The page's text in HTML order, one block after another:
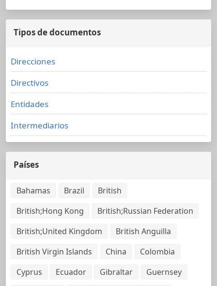
Tipos de documentos
Direcciones
Directivos
Entidades
Intermediarios
Países
Bahamas Brazil
British
British;Hong Kong
British;Russian Federation
British;United Kingdom
British Anguilla
British Virgin Islands
China
Colombia
Cyprus
Ecuador Gibraltar
Guernsey